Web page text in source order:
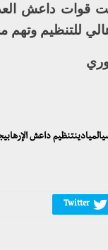
قوات داعش
للتنظيم
داعش